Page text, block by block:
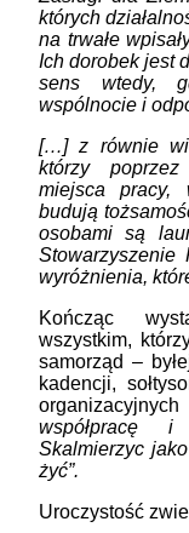
których
na trwałe
Ich dorobek jest
sens wtedy,
wspólnocie i
[…] z równie
którzy
miejsca pracy,
budują
osobami są
Stowarzyszenie
wyróżnienia,
Kończąc
wszystkim,
samorząd –
kadencji,
współpracę
Skalmierzyc
żyć”.
Uroczystość